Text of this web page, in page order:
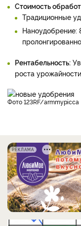
Стоимость
Традиционные
Наноудобрение:
Рентабельность:
роста
фото 123RF/armmypicca
РЕКЛАМА